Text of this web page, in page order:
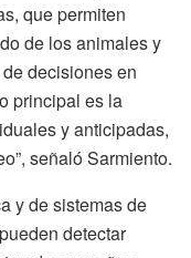
que permiten
de los animales y
decisiones en
principal es la
y anticipadas,
señaló Sarmiento.
y de sistemas de
detectar